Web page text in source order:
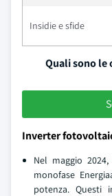
Insidie e sfide
Quali sono le
Inverter
Nel maggio
monofase
potenza. Questi